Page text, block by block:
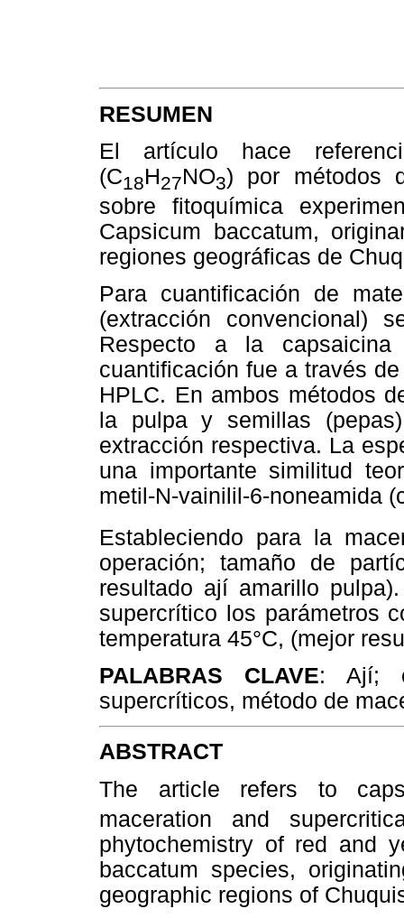
RESUMEN
El artículo hace
(C18H27NO3) por métodos
sobre fitoquímica
Capsicum baccatum,
regiones geográficas de
Para cuantificación de
(extracción convencional)
Respecto a la
cuantificación fue a través
HPLC. En ambos métodos
la pulpa y semillas
extracción respectiva. La
una importante similitud
metil-N-vainilil-6-noneamida
Estableciendo para la
operación; tamaño de
resultado ají amarillo
supercrítico los parámetros
temperatura 45°C, (mejor
PALABRAS CLAVE: Ají;
supercríticos, método de
ABSTRACT
The article refers to
maceration and
phytochemistry of red and
baccatum species,
geographic regions of